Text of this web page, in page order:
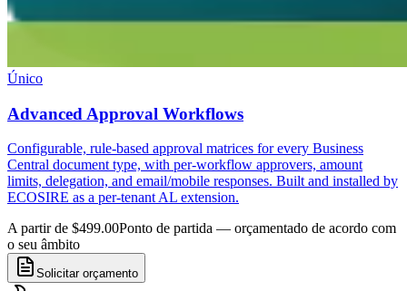
Único
Advanced Approval Workflows
Configurable, rule-based approval matrices for every Business
Central document type, with per-workflow approvers, amount
limits, delegation, and email/mobile responses. Built and installed by
ECOSIRE as a per-tenant AL extension.
A partir de $499.00Ponto de partida — orçamentado de acordo com
o seu âmbito
Solicitar orçamento